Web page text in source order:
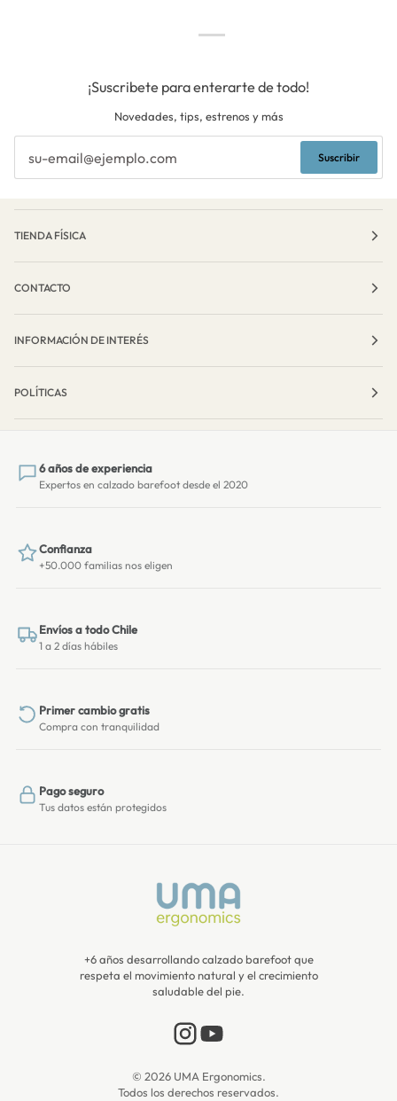
¡Suscribete para enterarte de todo!
Novedades, tips, estrenos y más
Suscribir
TIENDA FÍSICA
CONTACTO
INFORMACIÓN DE INTERÉS
POLÍTICAS
6 años de experiencia
Expertos en calzado barefoot desde el 2020
Confianza
+50.000 familias nos eligen
Envíos a todo Chile
1 a 2 días hábiles
Primer cambio gratis
Compra con tranquilidad
Pago seguro
Tus datos están protegidos
+6 años desarrollando calzado barefoot que
respeta el movimiento natural y el crecimiento
saludable del pie.
© 2026 UMA Ergonomics.
Todos los derechos reservados.